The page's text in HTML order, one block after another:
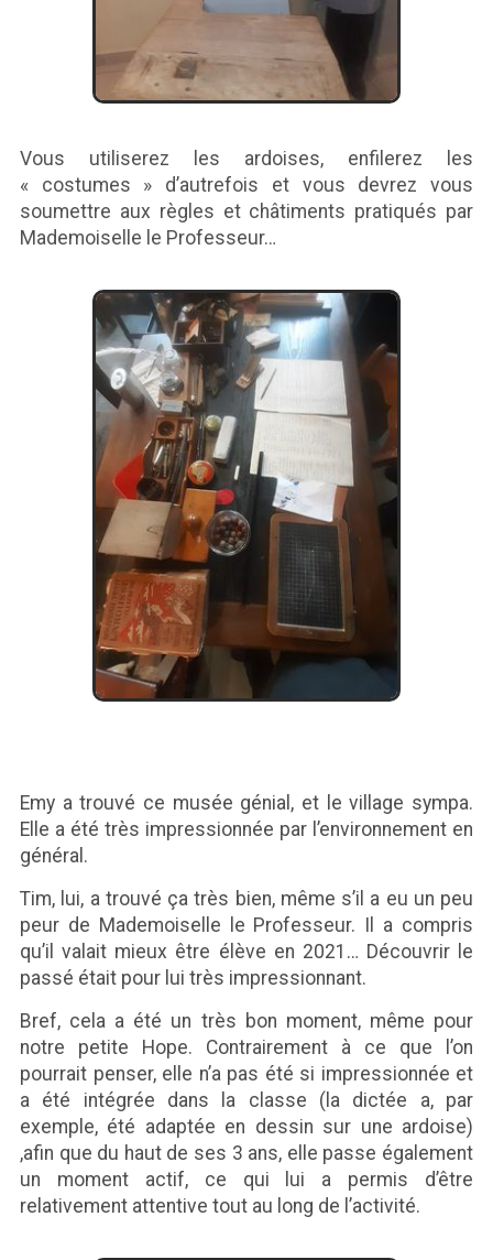
Vous utiliserez les ardoises, enfilerez les
« costumes » d’autrefois et vous devrez vous
soumettre aux règles et châtiments pratiqués par
Mademoiselle le Professeur…
Emy a trouvé ce musée génial, et le village sympa.
Elle a été très impressionnée par l’environnement en
général.
Tim, lui, a trouvé ça très bien, même s’il a eu un peu
peur de Mademoiselle le Professeur. Il a compris
qu’il valait mieux être élève en 2021… Découvrir le
passé était pour lui très impressionnant.
Bref, cela a été un très bon moment, même pour
notre petite Hope. Contrairement à ce que l’on
pourrait penser, elle n’a pas été si impressionnée et
a été intégrée dans la classe (la dictée a, par
exemple, été adaptée en dessin sur une ardoise)
,afin que du haut de ses 3 ans, elle passe également
un moment actif, ce qui lui a permis d’être
relativement attentive tout au long de l’activité.